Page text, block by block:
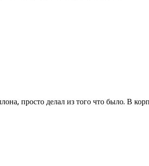
просто делал из того что было. В